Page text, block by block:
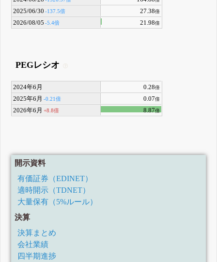
2025/06/30 -137.5倍 27.38倍
2026/08/05 -5.4倍 21.98倍
PEGレシオ
2024年6月 0.28倍
2025年6月 -0.21倍 0.07倍
2026年6月 +8.8倍 8.87倍
開示資料
有価証券（EDINET）
適時開示（TDNET）
大量保有（5%ルール）
決算
決算まとめ
会社業績
四半期進捗